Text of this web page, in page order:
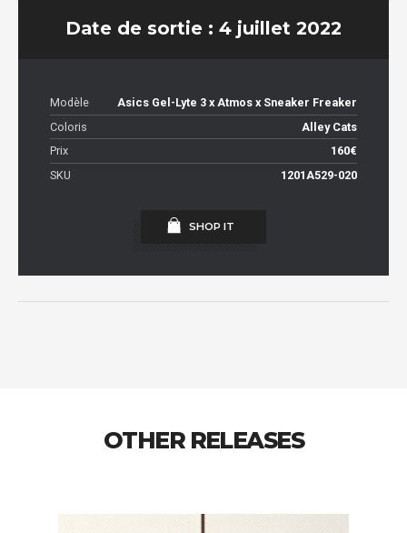
Date de sortie : 4 juillet 2022
Modèle
Asics Gel-Lyte 3 x Atmos x Sneaker Freaker
Coloris
Alley Cats
Prix
160€
SKU
1201A529-020
SHOP IT
OTHER RELEASES